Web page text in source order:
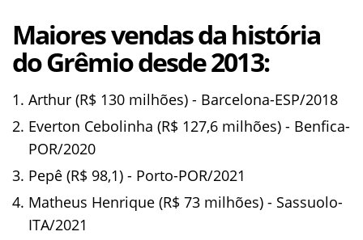
Maiores vendas da história
do Grêmio desde 2013:
Arthur (R$ 130 milhões) - Barcelona-ESP/2018
Everton Cebolinha (R$ 127,6 milhões) - Benfica-
POR/2020
Pepê (R$ 98,1) - Porto-POR/2021
Matheus Henrique (R$ 73 milhões) - Sassuolo-
ITA/2021